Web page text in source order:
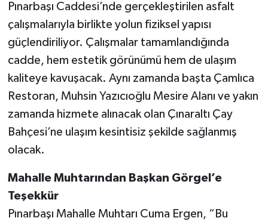
Pınarbaşı Caddesi’nde gerçekleştirilen asfalt
çalışmalarıyla birlikte yolun fiziksel yapısı
güçlendiriliyor. Çalışmalar tamamlandığında
cadde, hem estetik görünümü hem de ulaşım
kaliteye kavuşacak. Aynı zamanda başta Çamlıca
Restoran, Muhsin Yazıcıoğlu Mesire Alanı ve yakın
zamanda hizmete alınacak olan Çınaraltı Çay
Bahçesi’ne ulaşım kesintisiz şekilde sağlanmış
olacak.
Mahalle Muhtarından Başkan Görgel’e
Teşekkür
Pınarbaşı Mahalle Muhtarı Cuma Ergen, “Bu